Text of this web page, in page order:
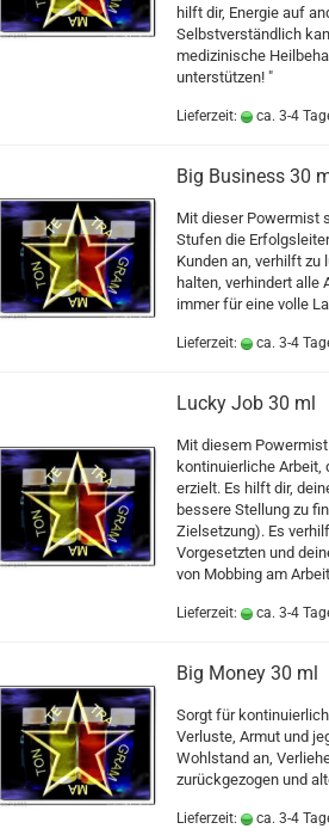
hilft dir, Energie auf
Selbstverständlich
medizinische
unterstützen! "
Lieferzeit: ca. 3-4
Big Business 30
Mit dieser Powermist
Stufen die
Kunden an, verhilft zu
halten, verhindert alle
immer für eine volle
Lieferzeit: ca. 3-4
Lucky Job 30 ml
Mit diesem
kontinuierliche Arbeit,
erzielt. Es hilft dir,
bessere Stellung zu
Zielsetzung). Es
Vorgesetzten und
von Mobbing am
Lieferzeit: ca. 3-4
Big Money 30 ml
Sorgt für
Verluste, Armut und
Wohlstand an,
zurückgezogen und
Lieferzeit: ca. 3-4